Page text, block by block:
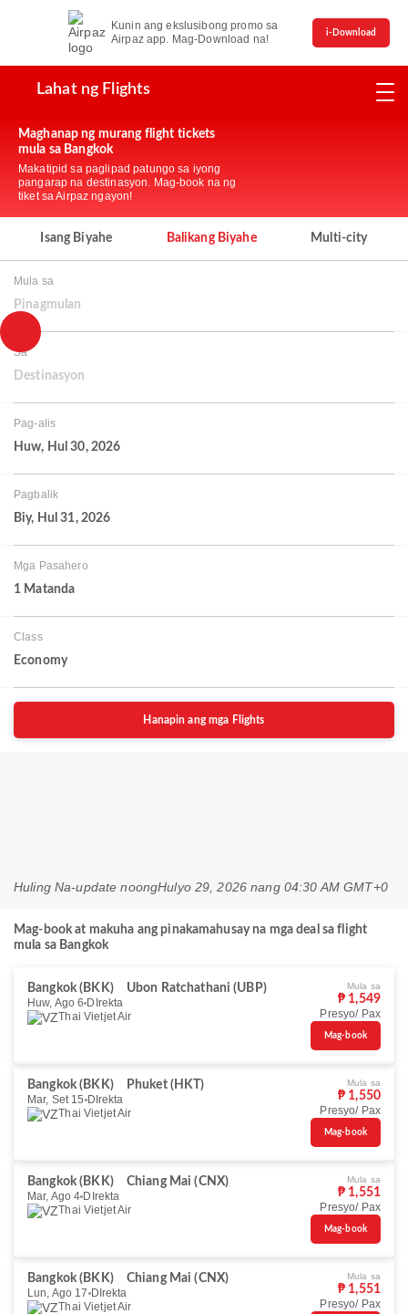
Kunin ang ekslusibong promo sa
Airpaz app. Mag-Download na!
i-Download
Lahat ng Flights
Maghanap ng murang flight tickets
mula sa Bangkok
Makatipid sa paglipad patungo sa iyong
pangarap na destinasyon. Mag-book na ng
tiket sa Airpaz ngayon!
Isang Biyahe Balikang Biyahe Multi-city
Mula sa
Pinagmulan
Sa
Destinasyon
Pag-alis
Huw, Hul 30, 2026
Pagbalik
Biy, Hul 31, 2026
Mga Pasahero
1 Matanda
Class
Economy
Hanapin ang mga Flights
Huling Na-update noongHulyo 29, 2026 nang 04:30 AM GMT+0
Mag-book at makuha ang pinakamahusay na mga deal sa flight
mula sa Bangkok
Bangkok (BKK)
Ubon Ratchathani (UBP)
Huw, Ago 6 DIrekta
Thai Vietjet Air
Mula sa
₱ 1,549
Presyo/ Pax
Mag-book
Bangkok (BKK)
Phuket (HKT)
Mar, Set 15 DIrekta
Thai Vietjet Air
Mula sa
₱ 1,550
Presyo/ Pax
Mag-book
Bangkok (BKK)
Chiang Mai (CNX)
Mar, Ago 4 DIrekta
Thai Vietjet Air
Mula sa
₱ 1,551
Presyo/ Pax
Mag-book
Bangkok (BKK)
Chiang Mai (CNX)
Lun, Ago 17 DIrekta
Thai Vietjet Air
Mula sa
₱ 1,551
Presyo/ Pax